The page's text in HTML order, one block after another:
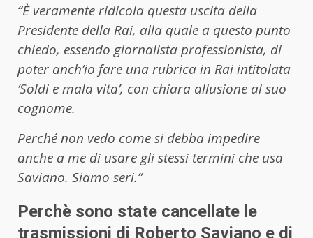
“È veramente ridicola questa uscita della
Presidente della Rai, alla quale a questo punto
chiedo, essendo giornalista professionista, di
poter anch’io fare una rubrica in Rai intitolata
‘Soldi e mala vita’, con chiara allusione al suo
cognome.
Perché non vedo come si debba impedire
anche a me di usare gli stessi termini che usa
Saviano. Siamo seri.”
Perchè sono state cancellate le
trasmissioni di Roberto Saviano e di